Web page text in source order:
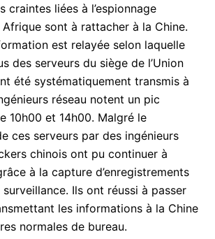
craintes liées à l’espionnage
sont à rattacher à la Chine.
est relayée selon laquelle
des serveurs du siège de l’Union
été systématiquement transmis à
réseau notent un pic
10h00 et 14h00. Malgré le
ces serveurs par des ingénieurs
chinois ont pu continuer à
à la capture d’enregistrements
Ils ont réussi à passer
les informations à la Chine
normales de bureau.